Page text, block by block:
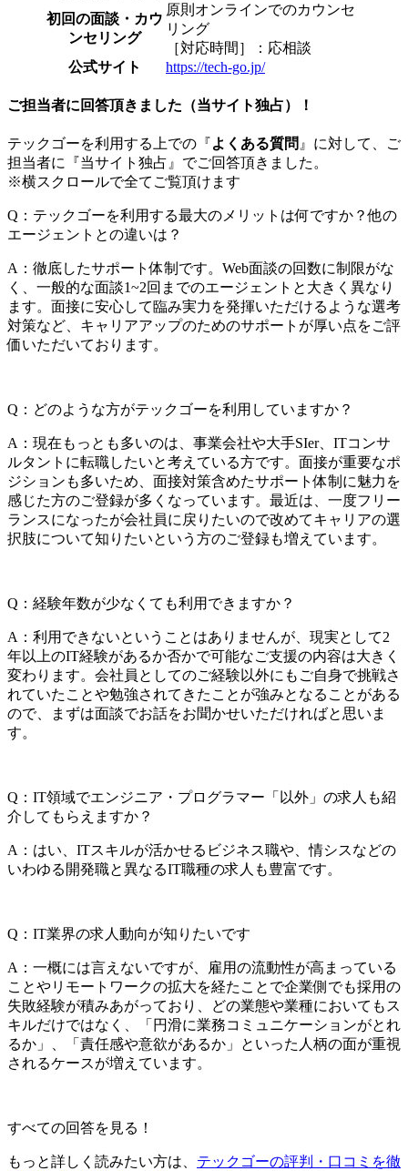
初回の面談・カウ
ンセリング
原則オンラインでのカウンセ
リング
［対応時間］：応相談
公式サイト
https://tech-go.jp/
ご担当者に回答頂きました（当サイト独占）！
テックゴーを利用する上での『よくある質問 』に対して、ご
担当者に『当サイト独占』でご回答頂きました。
※横スクロールで全てご覧頂けます
Q：テックゴーを利用する最大のメリットは何ですか？他の
エージェントとの違いは？
A：徹底したサポート体制です。Web面談の回数に制限がな
く、一般的な面談1~2回までのエージェントと大きく異なり
ます。面接に安心して臨み実力を発揮いただけるような選考
対策など、キャリアアップのためのサポートが厚い点をご評
価いただいております。
Q：どのような方がテックゴーを利用していますか？
A：現在もっとも多いのは、事業会社や大手SIer、ITコンサ
ルタントに転職したいと考えている方です。面接が重要なポ
ジションも多いため、面接対策含めたサポート体制に魅力を
感じた方のご登録が多くなっています。最近は、一度フリー
ランスになったが会社員に戻りたいので改めてキャリアの選
択肢について知りたいという方のご登録も増えています。
Q：経験年数が少なくても利用できますか？
A：利用できないということはありませんが、現実として2
年以上のIT経験があるか否かで可能なご支援の内容は大きく
変わります。会社員としてのご経験以外にもご自身で挑戦さ
れていたことや勉強されてきたことが強みとなることがある
ので、まずは面談でお話をお聞かせいただければと思いま
す。
Q：IT領域でエンジニア・プログラマー「以外」の求人も紹
介してもらえますか？
A：はい、ITスキルが活かせるビジネス職や、情シスなどの
いわゆる開発職と異なるIT職種の求人も豊富です。
Q：IT業界の求人動向が知りたいです
A：一概には言えないですが、雇用の流動性が高まっている
ことやリモートワークの拡大を経たことで企業側でも採用の
失敗経験が積みあがっており、どの業態や業種においてもス
キルだけではなく、「円滑に業務コミュニケーションがとれ
るか」、「責任感や意欲があるか」といった人柄の面が重視
されるケースが増えています。
すべての回答を見る！
もっと詳しく読みたい方は、 テックゴーの評判・口コミを徹